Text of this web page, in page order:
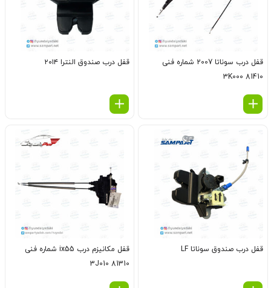
قفل درب سوناتا 2007 شماره فنی
81410 3K000
قفل درب صندوق النترا ۲۰۱۴
قفل درب صندوق سوناتا LF
قفل مکانیزم درب ix55 شماره فنی
81310 3J010